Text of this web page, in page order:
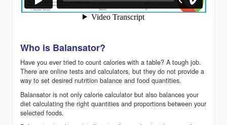
Who is Balansator?
Have you ever tried to count calories with a table? A tough job.
There are online tests and calculators, but they do not provide a
way to set desired nutrition balance and food quantities.
Balansator is not only calorie calculator but also balances your
diet calculating the right quantities and proportions between your
selected foods.